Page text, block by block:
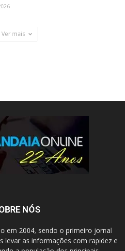
Ver mais
NÓS
em 2004, sendo o primeiro jornal
levar as informações com rapidez e